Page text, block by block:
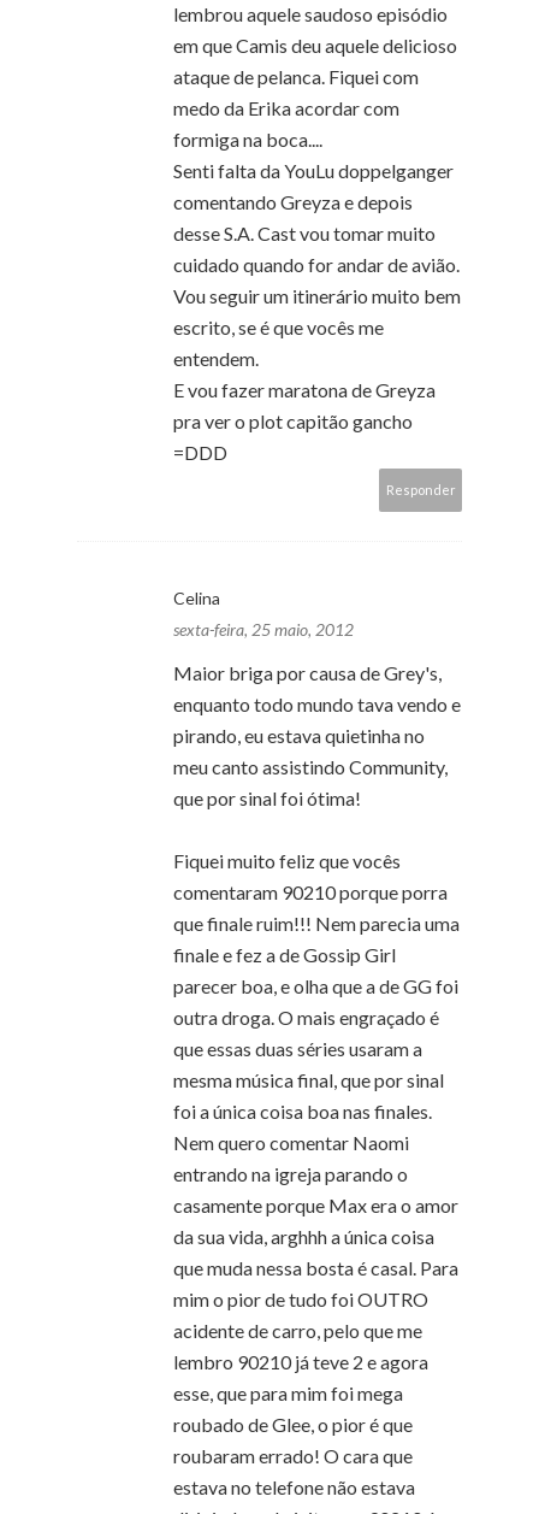
lembrou aquele saudoso episódio
em que Camis deu aquele delicioso
ataque de pelanca. Fiquei com
medo da Erika acordar com
formiga na boca....
Senti falta da YouLu doppelganger
comentando Greyza e depois
desse S.A. Cast vou tomar muito
cuidado quando for andar de avião.
Vou seguir um itinerário muito bem
escrito, se é que vocês me
entendem.
E vou fazer maratona de Greyza
pra ver o plot capitão gancho
=DDD
Responder
Celina
sexta-feira, 25 maio, 2012
Maior briga por causa de Grey's,
enquanto todo mundo tava vendo e
pirando, eu estava quietinha no
meu canto assistindo Community,
que por sinal foi ótima!
Fiquei muito feliz que vocês
comentaram 90210 porque porra
que finale ruim!!! Nem parecia uma
finale e fez a de Gossip Girl
parecer boa, e olha que a de GG foi
outra droga. O mais engraçado é
que essas duas séries usaram a
mesma música final, que por sinal
foi a única coisa boa nas finales.
Nem quero comentar Naomi
entrando na igreja parando o
casamente porque Max era o amor
da sua vida, arghhh a única coisa
que muda nessa bosta é casal. Para
mim o pior de tudo foi OUTRO
acidente de carro, pelo que me
lembro 90210 já teve 2 e agora
esse, que para mim foi mega
roubado de Glee, o pior é que
roubaram errado! O cara que
estava no telefone não estava